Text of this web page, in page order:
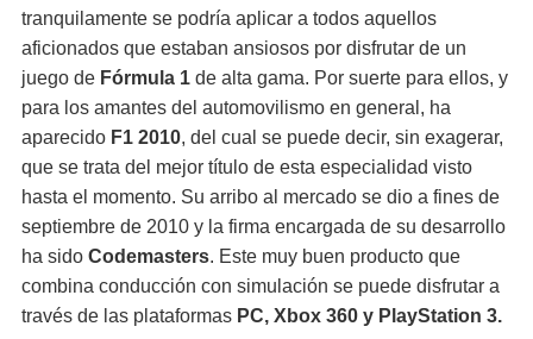
tranquilamente se podría aplicar a todos aquellos
aficionados que estaban ansiosos por disfrutar de un
juego de Fórmula 1 de alta gama. Por suerte para ellos, y
para los amantes del automovilismo en general, ha
aparecido F1 2010, del cual se puede decir, sin exagerar,
que se trata del mejor título de esta especialidad visto
hasta el momento. Su arribo al mercado se dio a fines de
septiembre de 2010 y la firma encargada de su desarrollo
ha sido Codemasters. Este muy buen producto que
combina conducción con simulación se puede disfrutar a
través de las plataformas PC, Xbox 360 y PlayStation 3.